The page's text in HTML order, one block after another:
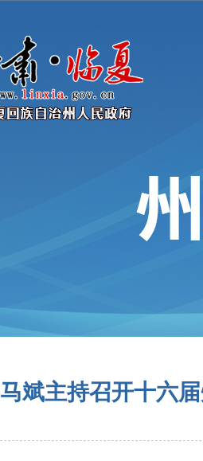
马斌主持召开十六